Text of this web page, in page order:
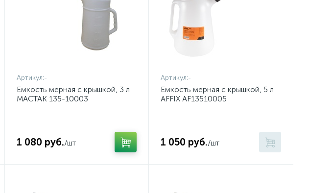
Артикул:-
Емкость мерная с крышкой, 3 л
МАСТАК 135-10003
1 080 руб./шт
Артикул:-
Емкость мерная с крышкой, 5 л
AFFIX AF13510005
1 050 руб./шт